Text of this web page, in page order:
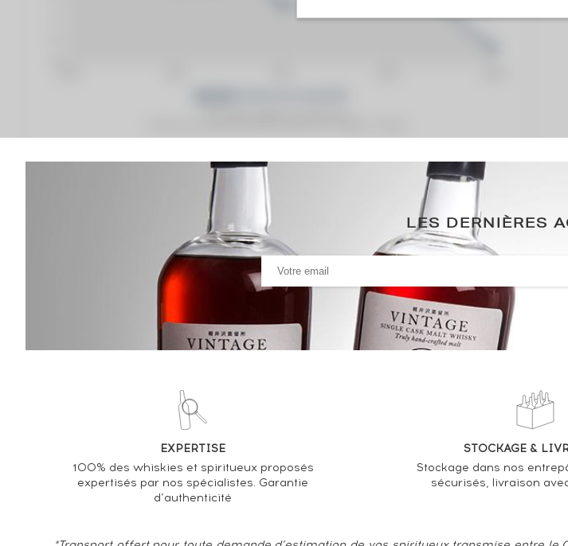
Analyse & Performance du spiritueux
Hennessy Of. V.S.O.P. Celebrate 250 years
VARIATION DE LA COTE
LES DERNIÈRES
EXPERTISE
100% des whiskies et spiritueux proposés
expertisés par nos spécialistes. Garantie
d’authenticité
STOCKAGE &
Stockage dans nos
sécurisés, livraison